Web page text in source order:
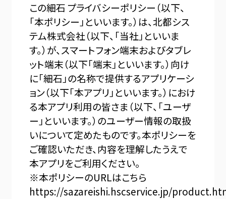
この細石 プライバシーポリシー（以下、
「本ポリシー」といいます。）は、北都シス
テム株式会社（以下、「当社」といいま
す。）が、スマートフォン端末およびタブレ
ット端末（以下「端末」といいます。）向け
に「細石」の名称で提供するアプリケーシ
ョン（以下「本アプリ」といいます。）におけ
る本アプリ利用の皆さま（以下、「ユーザ
ー」といいます。）のユーザー情報の取扱
いについて定めたものです。本ポリシーを
ご確認いただき、内容を理解したうえで
本アプリをご利用ください。
※本ポリシーのURLはこちら
https://sazareishi.hscservice.jp/